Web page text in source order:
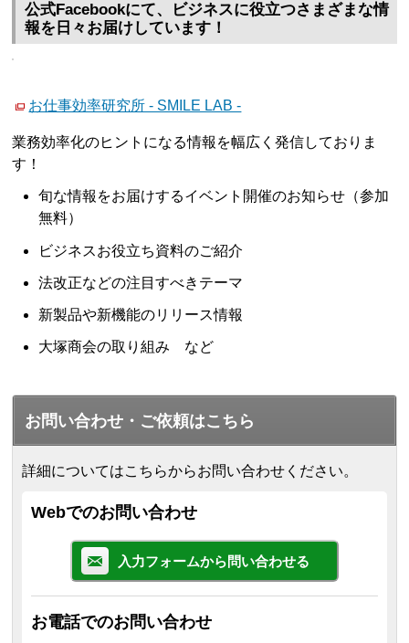
公式Facebookにて、ビジネスに役立つさまざまな情
報を日々お届けしています！
お仕事効率研究所 - SMILE LAB -
業務効率化のヒントになる情報を幅広く発信しておりま
す！
旬な情報をお届けするイベント開催のお知らせ（参加
無料）
ビジネスお役立ち資料のご紹介
法改正などの注目すべきテーマ
新製品や新機能のリリース情報
大塚商会の取り組み など
お問い合わせ・ご依頼はこちら
詳細についてはこちらからお問い合わせください。
Webでのお問い合わせ
入力フォームから問い合わせる
お電話でのお問い合わせ